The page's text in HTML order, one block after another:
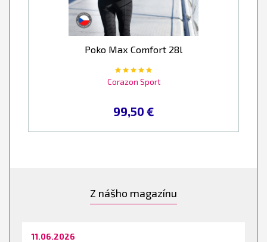
Poko Max Comfort 28l
Corazon Sport
99,50 €
Z nášho magazínu
11.06.2026